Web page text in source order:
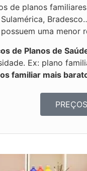
de planos
uma menor
de Planos de
Ex: plano
familiar mais